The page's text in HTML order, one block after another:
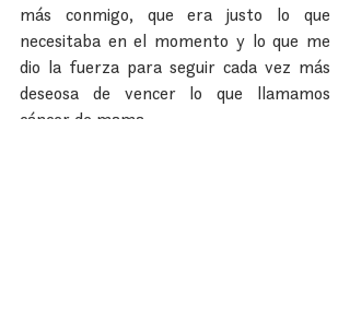
más conmigo, que era justo lo que
necesitaba en el momento y lo que me
dio la fuerza para seguir cada vez más
deseosa de vencer lo que llamamos
cáncer de mama.